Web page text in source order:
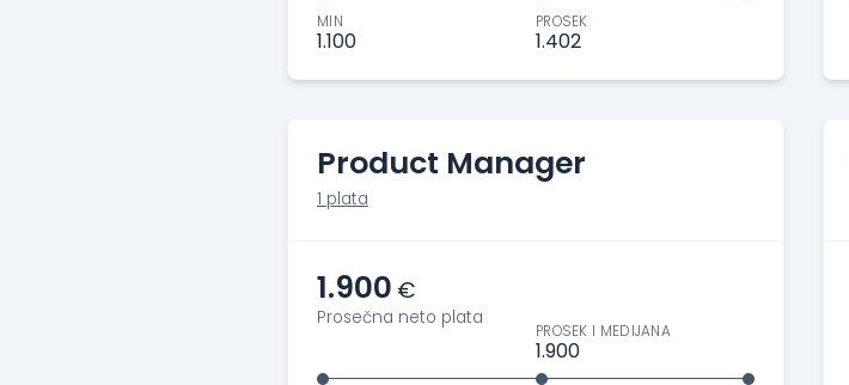
MIN
1.100
PROSEK
1.402
Product Manager
1 plata
1.900 €
Prosečna neto plata
PROSEK I MEDIJANA
1.900